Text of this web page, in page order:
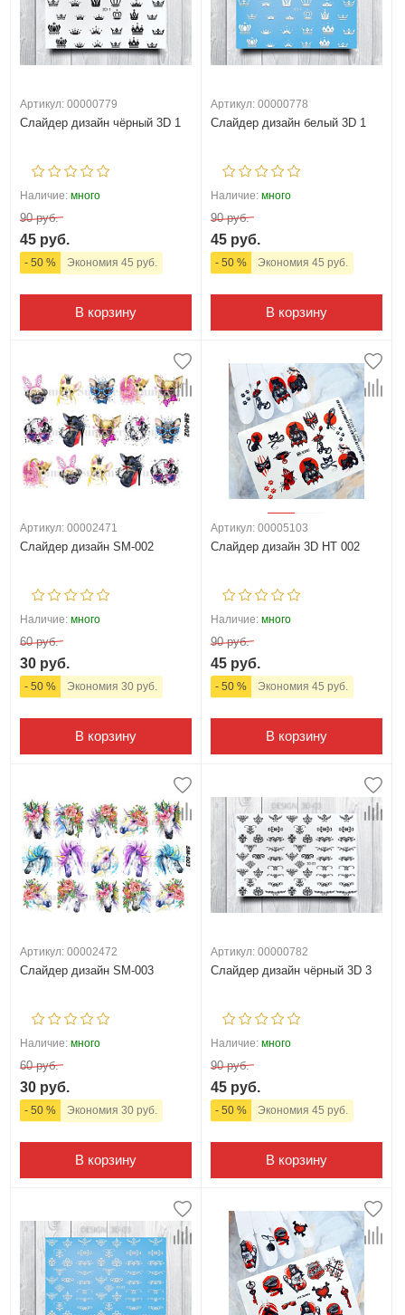
Артикул: 00000779
Слайдер дизайн чёрный 3D 1
Наличие: много
90 руб.
45 руб.
- 50 % Экономия 45 руб.
В корзину
Артикул: 00000778
Слайдер дизайн белый 3D 1
Наличие: много
90 руб.
45 руб.
- 50 % Экономия 45 руб.
В корзину
Артикул: 00002471
Слайдер дизайн SM-002
Наличие: много
60 руб.
30 руб.
- 50 % Экономия 30 руб.
В корзину
Артикул: 00005103
Слайдер дизайн 3D HT 002
Наличие: много
90 руб.
45 руб.
- 50 % Экономия 45 руб.
В корзину
Артикул: 00002472
Слайдер дизайн SM-003
Наличие: много
60 руб.
30 руб.
- 50 % Экономия 30 руб.
В корзину
Артикул: 00000782
Слайдер дизайн чёрный 3D 3
Наличие: много
90 руб.
45 руб.
- 50 % Экономия 45 руб.
В корзину